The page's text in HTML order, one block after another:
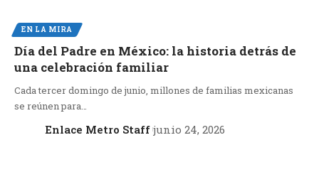
EN LA MIRA
Día del Padre en México: la historia detrás de
una celebración familiar
Cada tercer domingo de junio, millones de familias mexicanas
se reúnen para…
Enlace Metro Staff junio 24, 2026